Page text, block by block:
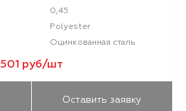
0,45
Polyester
Оцинкованная сталь
501 руб/шт
Оставить заявку